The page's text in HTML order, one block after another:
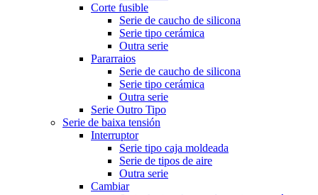
Corte fusible
Serie de caucho de silicona
Serie tipo cerámica
Outra serie
Pararraios
Serie de caucho de silicona
Serie tipo cerámica
Outra serie
Serie Outro Tipo
Serie de baixa tensión
Interruptor
Serie tipo caja moldeada
Serie de tipos de aire
Outra serie
Cambiar